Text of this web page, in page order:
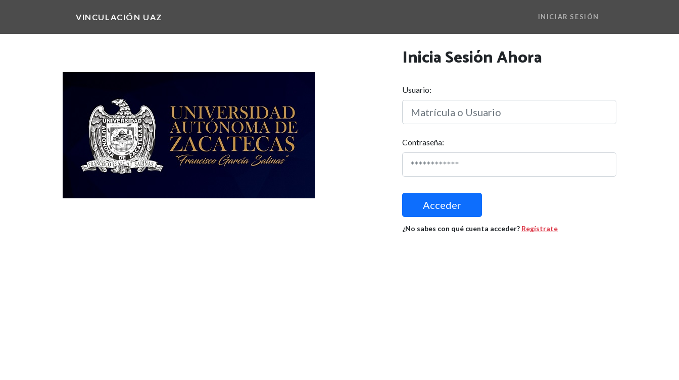
VINCULACIÓN UAZ INICIAR SESIÓN
Inicia Sesión Ahora
Usuario:
Contraseña:
¿No sabes con qué cuenta acceder? Regístrate